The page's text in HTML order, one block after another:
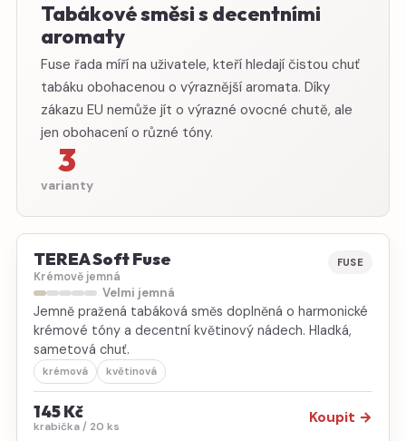
Tabákové směsi s decentními
aromaty
Fuse řada míří na uživatele, kteří hledají čistou chuť
tabáku obohacenou o výraznější aromata. Díky
zákazu EU nemůže jít o výrazné ovocné chutě, ale
jen obohacení o různé tóny.
3
varianty
TEREA Soft Fuse
Krémově jemná
FUSE
Velmi jemná
Jemně pražená tabáková směs doplněná o harmonické
krémové tóny a decentní květinový nádech. Hladká,
sametová chuť.
krémová květinová
145 Kč
krabička / 20 ks
Koupit →